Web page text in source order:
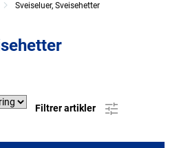
Sveiseluer, Sveisehetter
Filtrer artikler